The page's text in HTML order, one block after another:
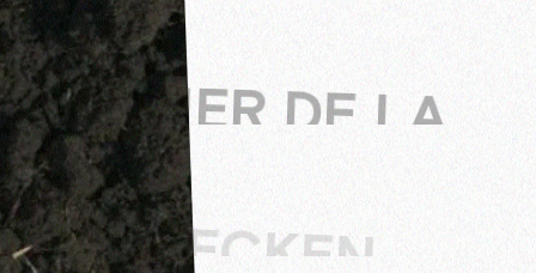
SALLIER DE LA
TOUR
ENTDECKEN